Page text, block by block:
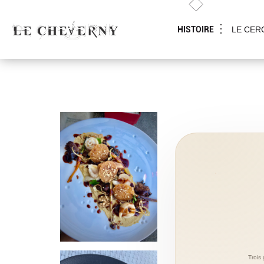
HISTOIRE LE
Trois